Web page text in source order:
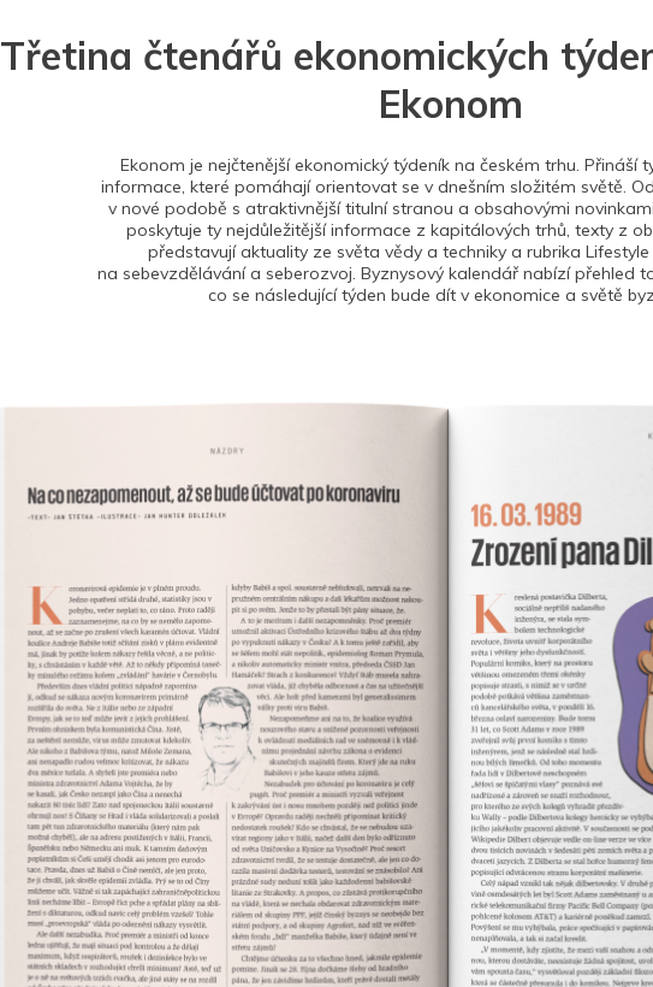
Třetina čtenářů ekonomických
Ekonom
Ekonom je nejčtenější ekonomický týdeník na českém trhu. Přináší
informace, které pomáhají orientovat se v dnešním složitém světě.
v nové podobě s atraktivnější titulní stranou a obsahovými
poskytuje ty nejdůležitější informace z kapitálových trhů, texty z
představují aktuality ze světa vědy a techniky a rubrika
na sebevzdělávání a seberozvoj. Byznysový kalendář nabízí přehled
co se následující týden bude dít v ekonomice a světě